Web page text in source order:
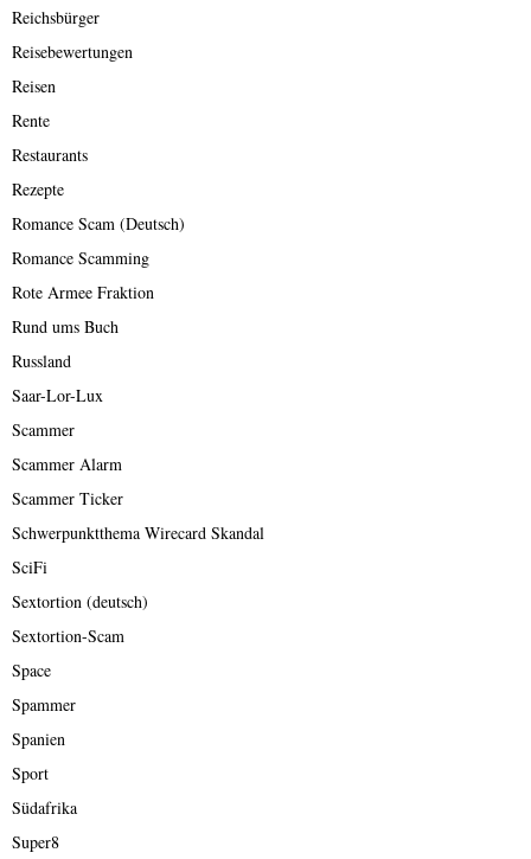
Reichsbürger
Reisebewertungen
Reisen
Rente
Restaurants
Rezepte
Romance Scam (Deutsch)
Romance Scamming
Rote Armee Fraktion
Rund ums Buch
Russland
Saar-Lor-Lux
Scammer
Scammer Alarm
Scammer Ticker
Schwerpunktthema Wirecard Skandal
SciFi
Sextortion (deutsch)
Sextortion-Scam
Space
Spammer
Spanien
Sport
Südafrika
Super8